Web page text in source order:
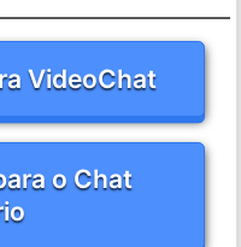
VideoChat
o Chat